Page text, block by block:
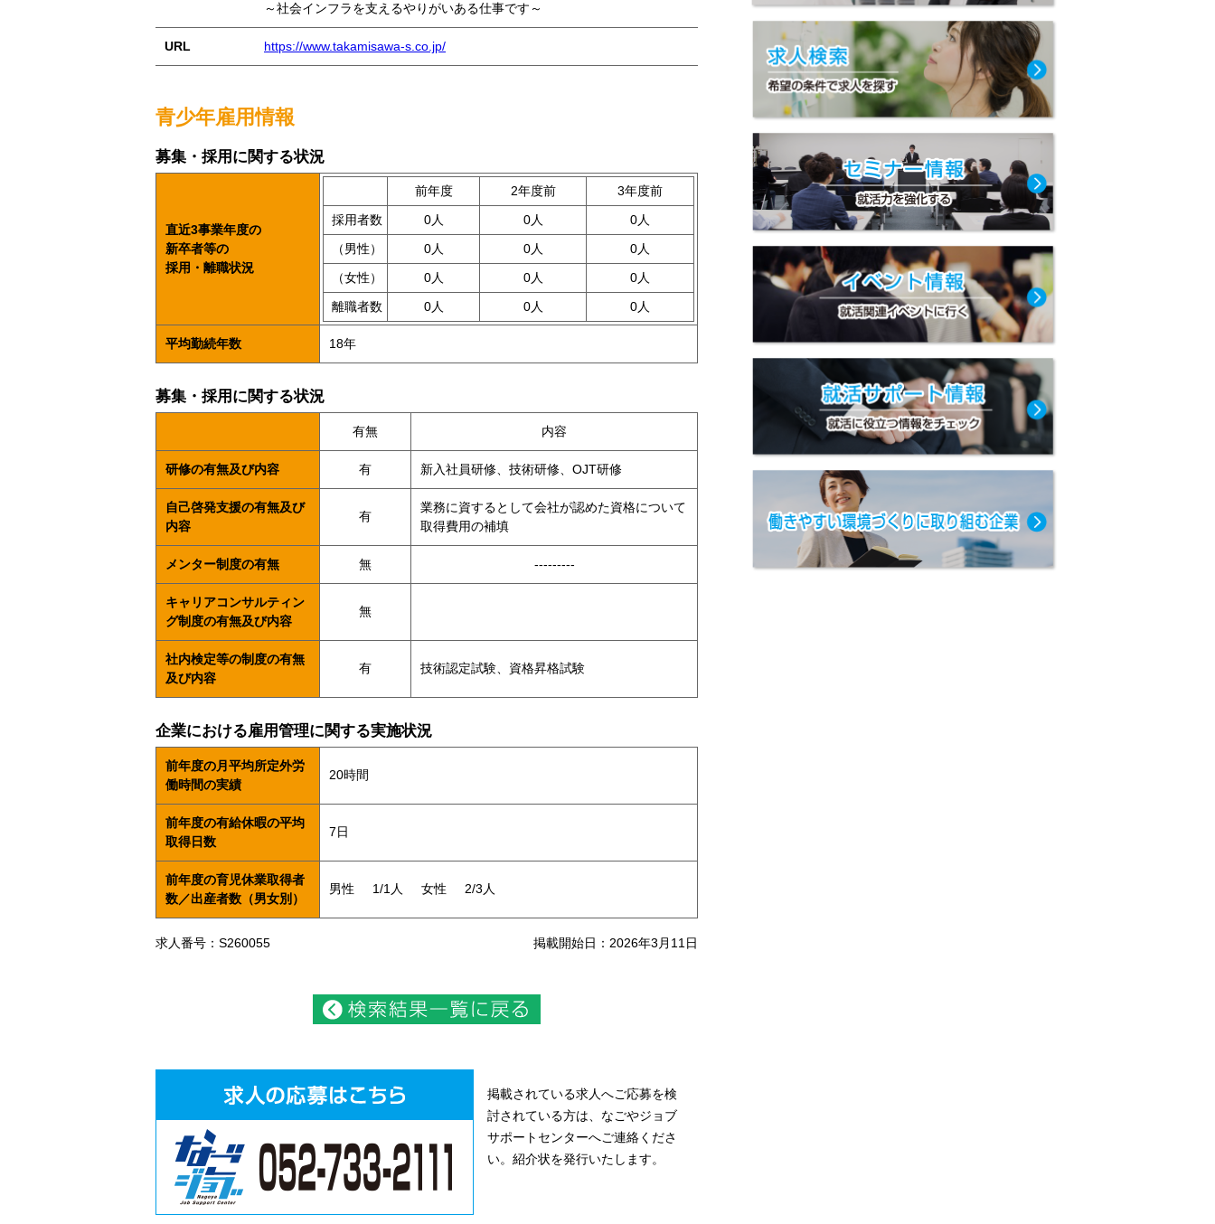
～社会インフラを支えるやりがいある仕事です～
URL https://www.takamisawa-s.co.jp/
青少年雇用情報
募集・採用に関する状況
直近3事業年度の
新卒者等の
採用・離職状況
前年度 2年度前
3年度前
採用者数
0人 0人
0人
（男性）
0人 0人
0人
（女性）
0人 0人
0人
離職者数
0人 0人 0人
平均勤続年数 18年
募集・採用に関する状況
有無 内容
研修の有無及び内容 有 新入社員研修、技術研修、OJT研修
自己啓発支援の有無及び
内容
有
業務に資するとして会社が認めた資格について
取得費用の補填
メンター制度の有無 無 ---------
キャリアコンサルティン
グ制度の有無及び内容
無
社内検定等の制度の有無
及び内容
有 技術認定試験、資格昇格試験
企業における雇用管理に関する実施状況
前年度の月平均所定外労
働時間の実績
20時間
前年度の有給休暇の平均
取得日数
7日
前年度の育児休業取得者
数／出産者数（男女別）
男性 1/1人 女性 2/3人
求人番号：S260055 掲載開始日：2026年3月11日
掲載されている求人へご応募を検
討されている方は、なごやジョブ
サポートセンターへご連絡くださ
い。紹介状を発行いたします。